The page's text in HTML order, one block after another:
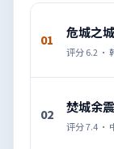
01 危城之
评分6.2 ·
02 焚城余震
评分7.4 ·